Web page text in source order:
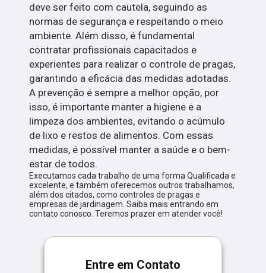
deve ser feito com cautela, seguindo as
normas de segurança e respeitando o meio
ambiente. Além disso, é fundamental
contratar profissionais capacitados e
experientes para realizar o controle de pragas,
garantindo a eficácia das medidas adotadas.
A prevenção é sempre a melhor opção, por
isso, é importante manter a higiene e a
limpeza dos ambientes, evitando o acúmulo
de lixo e restos de alimentos. Com essas
medidas, é possível manter a saúde e o bem-
estar de todos.
Executamos cada trabalho de uma forma Qualificada e
excelente, e também oferecemos outros trabalhamos,
além dos citados, como controles de pragas e
empresas de jardinagem. Saiba mais entrando em
contato conosco. Teremos prazer em atender você!
Entre em Contato